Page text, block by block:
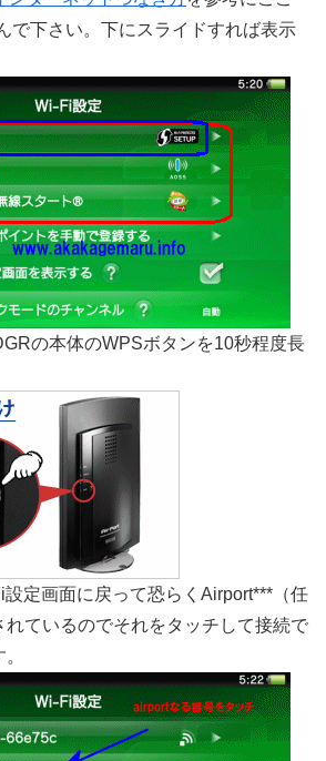
で下さい。下にスライドすれば表示
の本体のWPSボタンを10秒程度長
定画面に戻って恐らくAirport***（任
れているのでそれをタッチして接続で